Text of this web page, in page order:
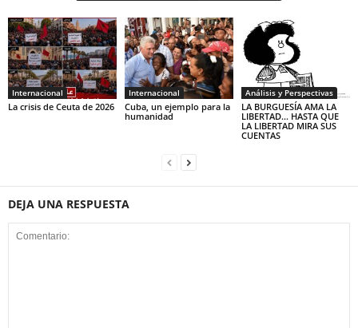
Internacional
La crisis de Ceuta de 2026
Internacional
Cuba, un ejemplo para la
humanidad
Análisis y Perspectivas
LA BURGUESÍA AMA LA
LIBERTAD… HASTA QUE
LA LIBERTAD MIRA SUS
CUENTAS
DEJA UNA RESPUESTA